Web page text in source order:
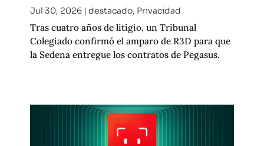
Jul 30, 2026| destacado, Privacidad
Tras cuatro años de litigio, un Tribunal
Colegiado confirmó el amparo de R3D para que
la Sedena entregue los contratos de Pegasus.